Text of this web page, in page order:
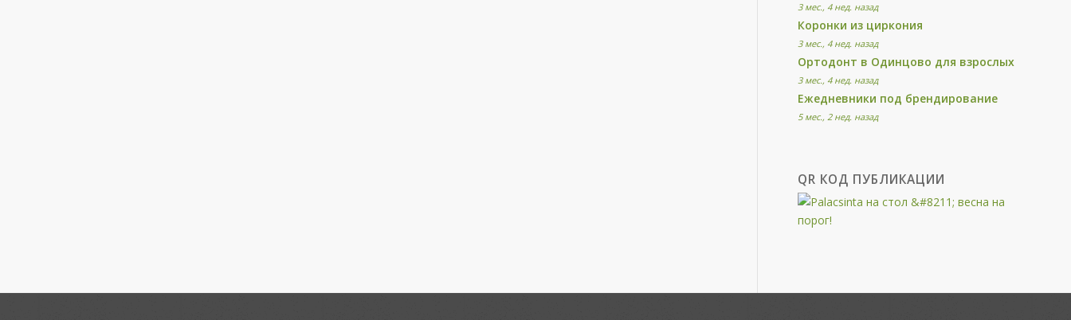
3 мес., 4 нед. назад
Коронки из циркония
3 мес., 4 нед. назад
Ортодонт в Одинцово для взрослых
3 мес., 4 нед. назад
Ежедневники под брендирование
5 мес., 2 нед. назад
QR КОД ПУБЛИКАЦИИ